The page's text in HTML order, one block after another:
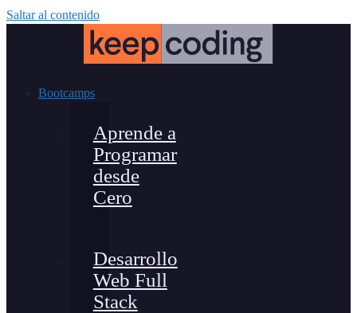
Saltar al contenido
Bootcamps
Aprende a
Programar
desde
Cero
Desarrollo
Web Full
Stack